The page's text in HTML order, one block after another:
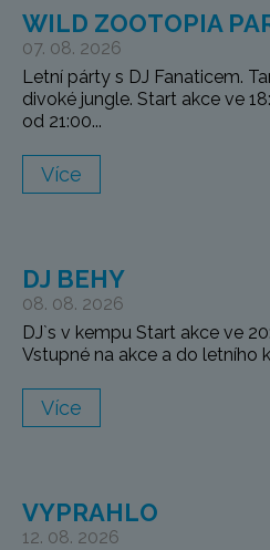
WILD ZOOTOPIA
07. 08. 2026
Letní párty s DJ Fanaticem.
divoké jungle. Start akce ve
od 21:00...
Více
DJ BEHY
08. 08. 2026
DJ`s v kempu Start akce ve
Vstupné na akce a do letního
Více
VYPRAHLO
12. 08. 2026